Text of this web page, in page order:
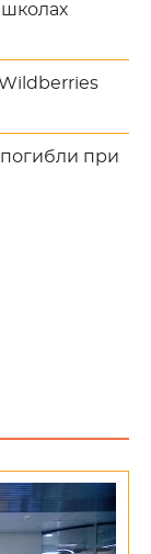
школах
при